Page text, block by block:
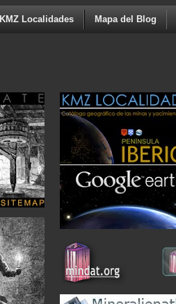
KMZ Localidades Mapa del Blog